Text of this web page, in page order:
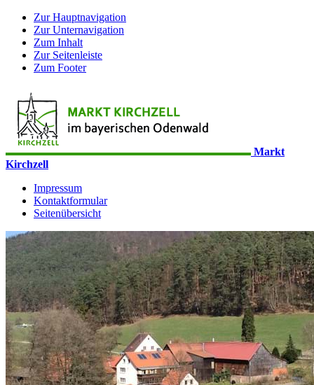
Zur Hauptnavigation
Zur Unternavigation
Zum Inhalt
Zur Seitenleiste
Zum Footer
Markt
Kirchzell
Impressum
Kontaktformular
Seitenübersicht